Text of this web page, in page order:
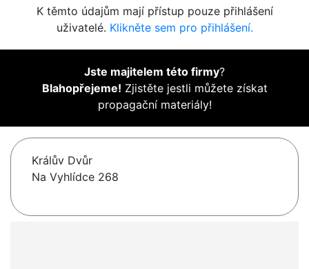
K těmto údajům mají přístup pouze přihlášení
uživatelé. Klikněte sem pro přihlášení.
Jste majitelem této firmy?
Blahopřejeme! Zjistěte jestli můžete získat
propagační materiály!
Králův Dvůr
Na Vyhlídce 268